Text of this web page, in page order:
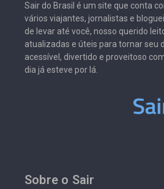
Sair do Brasil é um site que conta
vários viajantes, jornalistas e
de levar até você, nosso querido
atualizadas e úteis para tornar seu
acessível, divertido e proveitoso
dia já esteve por lá.
Sobre o Sair